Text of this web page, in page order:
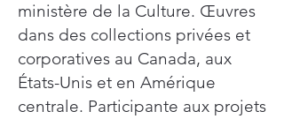
ministère de la Culture. Œuvres
dans des collections privées et
corporatives au Canada, aux
États-Unis et en Amérique
centrale. Participante aux projets